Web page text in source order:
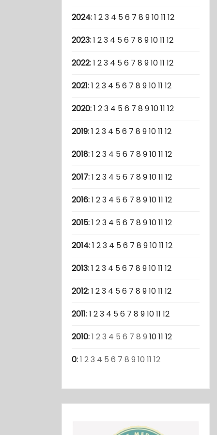
2024:1 23 4 56 7 8 91011 12
2023:1 23 4 56 7 8 91011 12
2022:1 23 4 56 7 8 91011 12
2021:1 23 4 56 7 8 91011 12
2020:1 23 4 56 7 8 91011 12
2019:1 23 4 56 7 8 91011 12
2018:1 23 4 56 7 8 91011 12
2017:1 23 4 56 7 8 91011 12
2016:1 23 4 56 7 8 91011 12
2015:1 23 4 56 7 8 91011 12
2014:1 23 4 56 7 8 91011 12
2013:1 23 4 56 7 8 91011 12
2012:1 23 4 56 7 8 91011 12
2011:1 23 4 56 7 8 91011 12
2010:1 23 4 5 6 7 8 9 1011 12
0:1 23 4 5 6 7 8 9 10 11 12